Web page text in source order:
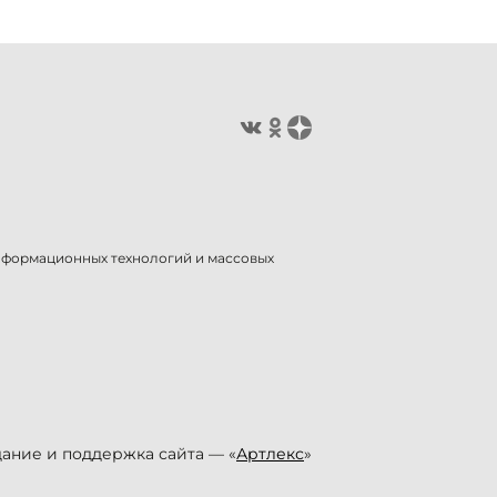
технологий и массовых
и поддержка сайта — «Артлекс»